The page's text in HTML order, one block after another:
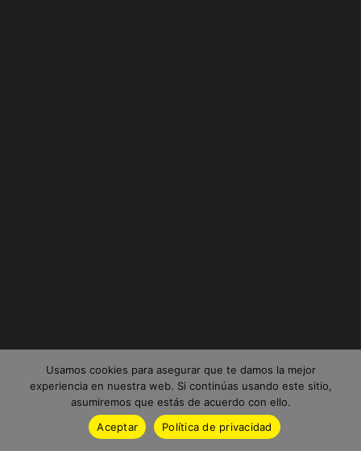
Usamos cookies para asegurar que te damos la mejor
experiencia en nuestra web. Si continúas usando este sitio,
asumiremos que estás de acuerdo con ello.
Aceptar
Política de privacidad